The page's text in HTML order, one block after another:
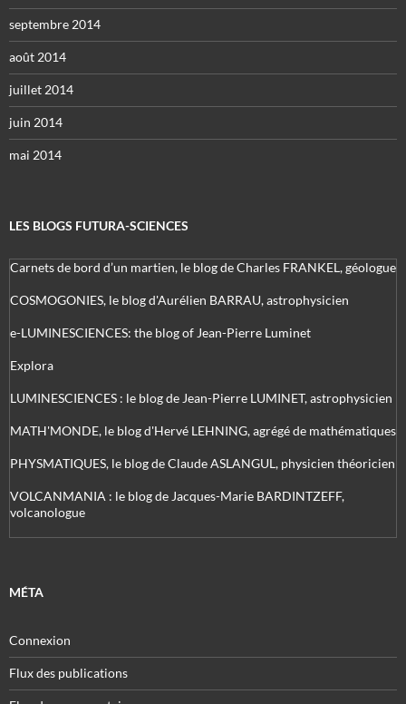
septembre 2014
août 2014
juillet 2014
juin 2014
mai 2014
LES BLOGS FUTURA-SCIENCES
Carnets de bord d’un martien, le blog de Charles FRANKEL, géologue
COSMOGONIES, le blog d'Aurélien BARRAU, astrophysicien
e-LUMINESCIENCES: the blog of Jean-Pierre Luminet
Explora
LUMINESCIENCES : le blog de Jean-Pierre LUMINET, astrophysicien
MATH'MONDE, le blog d'Hervé LEHNING, agrégé de mathématiques
PHYSMATIQUES, le blog de Claude ASLANGUL, physicien théoricien
VOLCANMANIA : le blog de Jacques-Marie BARDINTZEFF,
volcanologue
MÉTA
Connexion
Flux des publications